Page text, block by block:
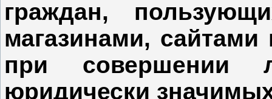
граждан,
магазинами,
при
юридически